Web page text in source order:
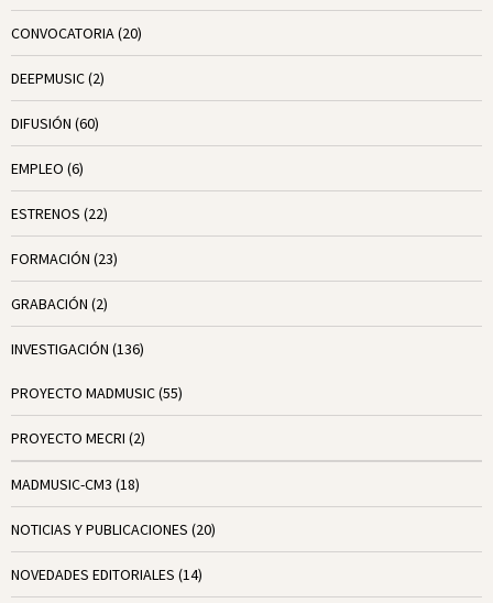
CONVOCATORIA(20)
DEEPMUSIC(2)
DIFUSIÓN (60)
EMPLEO (6)
ESTRENOS (22)
FORMACIÓN (23)
GRABACIÓN (2)
INVESTIGACIÓN (136)
PROYECTO MADMUSIC(55)
PROYECTO MECRI (2)
MADMUSIC-CM3 (18)
NOTICIAS Y PUBLICACIONES (20)
NOVEDADES EDITORIALES (14)